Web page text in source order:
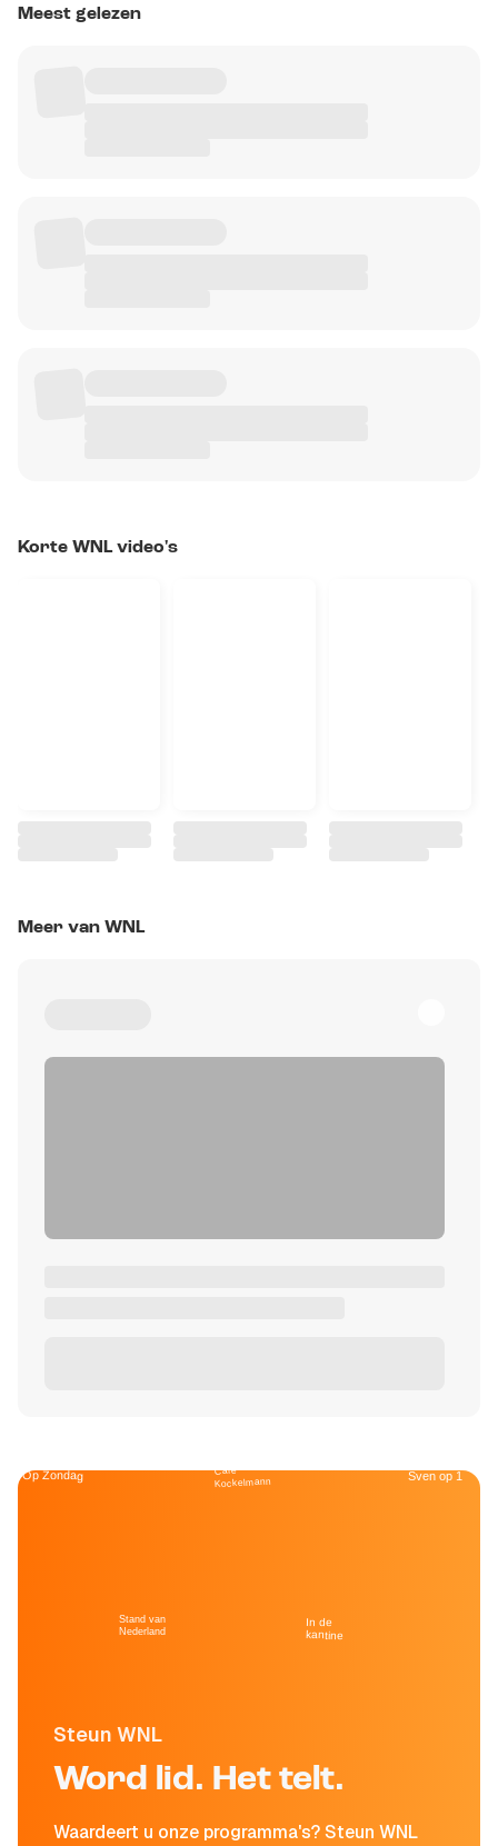
Meest gelezen
Korte WNL video's
Meer van WNL
Steun WNL
Word lid. Het telt.
Waardeert u onze programma's? Steun WNL
Op Zondag
Stand van
Nederland
Café
Kockelmann
In de
kantine
Sven op 1